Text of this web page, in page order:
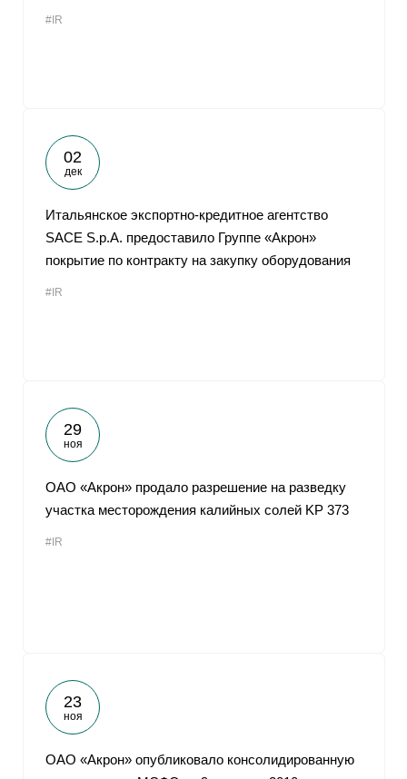
#IR
02
дек
Итальянское экспортно-кредитное агентство
SACE S.p.A. предоставило Группе «Акрон»
покрытие по контракту на закупку оборудования
#IR
29
ноя
ОАО «Акрон» продало разрешение на разведку
участка месторождения калийных солей KP 373
#IR
23
ноя
ОАО «Акрон» опубликовало консолидированную